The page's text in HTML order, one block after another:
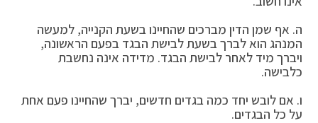
ה. אף שמן הדין מברכים שהחיינו בשעת הקנייה, למעשה
המנהג הוא לברך בשעת לבישת הבגד בפעם הראשונה,
ויברך מיד לאחר לבישת הבגד. מדידה אינה נחשבת
כלבישה.
ו. אם לובש יחד כמה בגדים חדשים, יברך שהחיינו פעם אחת
על כל הבגדים.